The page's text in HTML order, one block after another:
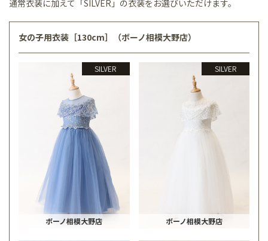
通常衣装に加えて「SILVER」の衣装をお選びいただけます。
女の子用衣装［130cm］（ボーノ相模大野店）
SILVER
ボーノ相模大野店
SILVER
ボーノ相模大野店